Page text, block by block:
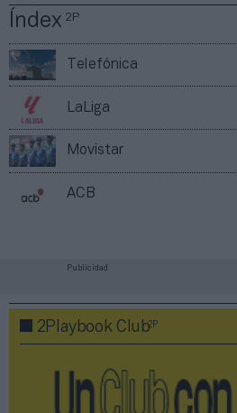
Índex2P
Telefónica
LaLiga
Movistar
ACB
Publicidad
2Playbook Club2P